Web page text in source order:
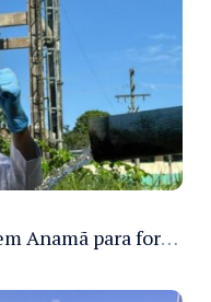
Cosama inicia força-tarefa em Anamã para fortalecer abastecimento de água e segurança hídrica da população